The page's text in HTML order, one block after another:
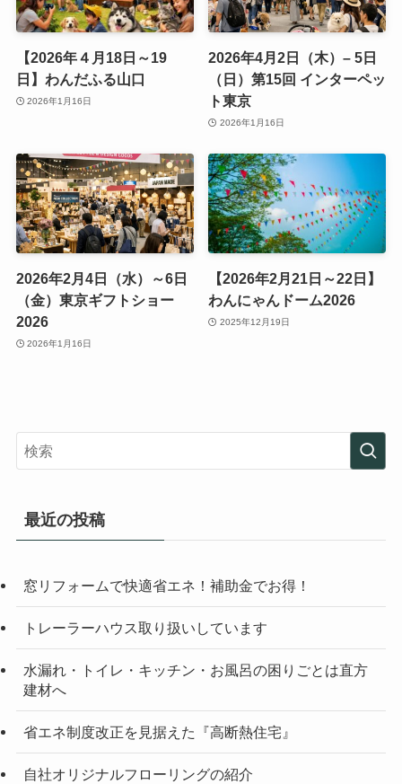
【2026年４月18日～19
日】わんだふる山口
2026年1月16日
2026年4月2日（木）– 5日
（日）第15回 インターペッ
ト東京
2026年1月16日
2026年2月4日（水）～6日
（金）東京ギフトショー
2026
2026年1月16日
【2026年2月21日～22日】
わんにゃんドーム2026
2025年12月19日
最近の投稿
窓リフォームで快適省エネ！補助金でお得！
トレーラーハウス取り扱いしています
水漏れ・トイレ・キッチン・お風呂の困りごとは直方
建材へ
省エネ制度改正を見据えた『高断熱住宅』
自社オリジナルフローリングの紹介